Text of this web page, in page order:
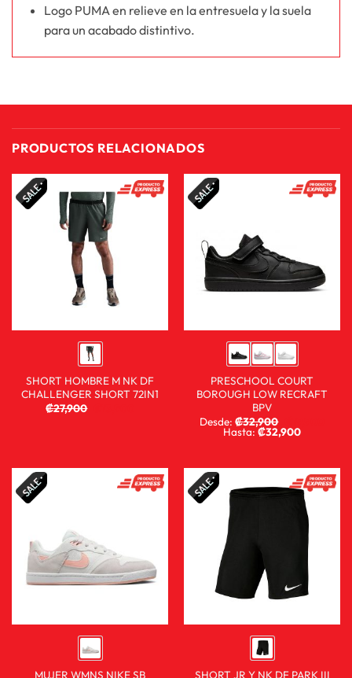
Logo PUMA en relieve en la entresuela y la suela
para un acabado distintivo.
PRODUCTOS RELACIONADOS
SHORT HOMBRE M NK DF
CHALLENGER SHORT 72IN1
₡27,900
PRESCHOOL COURT
BOROUGH LOW RECRAFT
BPV
Desde:₡32,900
Hasta:₡32,900
MUJER WMNS NIKE SB
SHORT JR Y NK DF PARK III